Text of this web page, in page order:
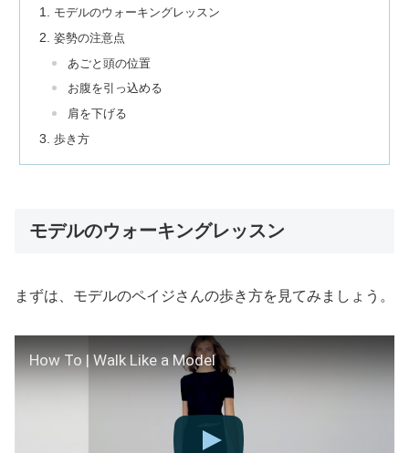
モデルのウォーキングレッスン
姿勢の注意点
あごと頭の位置
お腹を引っ込める
肩を下げる
歩き方
モデルのウォーキングレッスン
まずは、モデルのペイジさんの歩き方を見てみましょう。
How To | Walk Like a Model